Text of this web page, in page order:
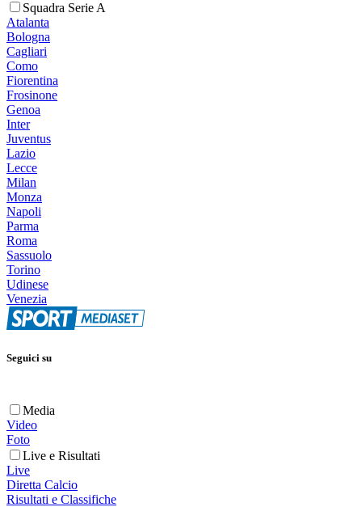
Squadra Serie A
Atalanta
Bologna
Cagliari
Como
Fiorentina
Frosinone
Genoa
Inter
Juventus
Lazio
Lecce
Milan
Monza
Napoli
Parma
Roma
Sassuolo
Torino
Udinese
Venezia
Seguici su
Media
Video
Foto
Live e Risultati
Live
Diretta Calcio
Risultati e Classifiche